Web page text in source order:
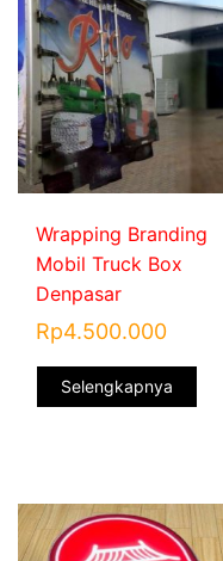
Wrapping Branding
Mobil Truck Box
Denpasar
Rp4.500.000
Selengkapnya